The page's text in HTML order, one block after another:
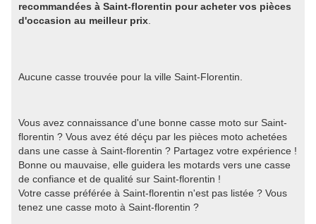
recommandées à Saint-florentin pour acheter vos pièces
d'occasion au meilleur prix
Aucune casse trouvée pour la ville Saint-Florentin.
Vous avez connaissance d'une bonne casse moto sur Saint-
florentin ? Vous avez été déçu par les pièces moto achetées
dans une casse à Saint-florentin ? Partagez votre expérience !
Bonne ou mauvaise, elle guidera les motards vers une casse
de confiance et de qualité sur Saint-florentin !
Votre casse préférée à Saint-florentin n'est pas listée ? Vous
tenez une casse moto à Saint-florentin ?